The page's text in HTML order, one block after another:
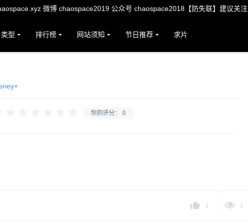
微博 chaospace2019 公众号 chaospace2018【防失联】建议关注
类型 排行榜 网站须知 节日推荐 求片
你的评分： 0
1 1